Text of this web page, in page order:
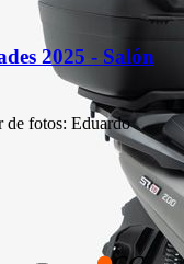
2025 - Salón
de fotos: Eduardo